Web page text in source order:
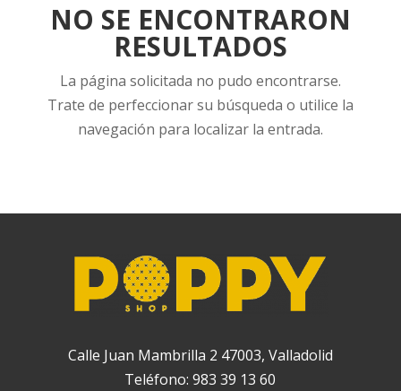
NO SE ENCONTRARON
RESULTADOS
La página solicitada no pudo encontrarse.
Trate de perfeccionar su búsqueda o utilice la
navegación para localizar la entrada.
Calle Juan Mambrilla 2 47003, Valladolid
Teléfono:983 39 13 60